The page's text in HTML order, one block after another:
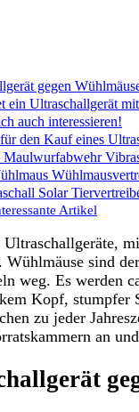
gegen
ein Ultraschallgerät
auch interessieren!
den Kauf eines
Solar
Artikel
Ultraschallgeräte,
sind
weg. Es werden
Kopf, stumpfer
zu jeder
an